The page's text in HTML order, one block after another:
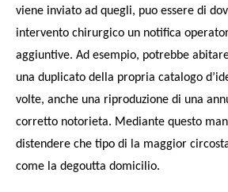
viene inviato ad quegli, puo essere di
intervento chirurgico un notifica
aggiuntive. Ad esempio, potrebbe
una duplicato della propria catalogo
volte, anche una riproduzione di una
corretto notorieta. Mediante questo
distendere che tipo di la maggior
come la degoutta domicilio.